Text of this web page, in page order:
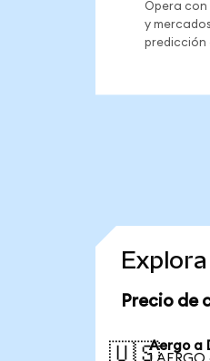
Opera con
y
predicción
Precio de
🇺🇸Aergo a